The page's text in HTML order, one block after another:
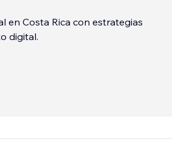
en Costa Rica con estrategias
digital.
empresas medianas y grandes